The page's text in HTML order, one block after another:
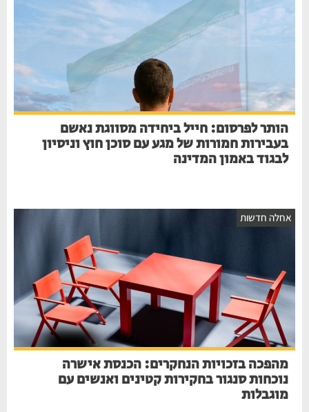
הותר לפרסום: חייל ביחידה מסווגת נאשם
בעבירות חמורות של מגע עם סוכן חוץ וניסיון
לבגוד באמון המדינה
אחלה חדשות
מהפכה בזכויות הנחקרים: הכנסת אישרה
נוכחות סנגור בחקירות קטינים ואנשים עם
מוגבלות